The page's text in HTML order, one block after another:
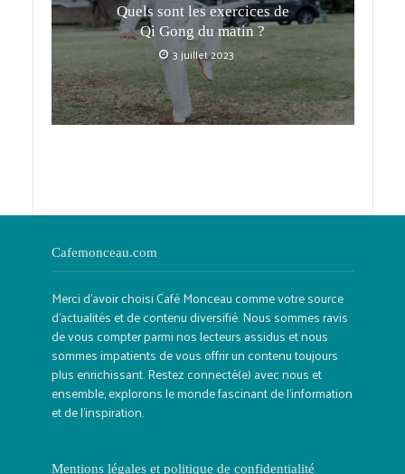
Quels sont les exercices de
Qi Gong du matin ?
3 juillet 2023
Cafemonceau.com
Merci d'avoir choisi Café Monceau comme votre source
d'actualités et de contenu diversifié. Nous sommes ravis
de vous compter parmi nos lecteurs assidus et nous
sommes impatients de vous offrir un contenu toujours
plus enrichissant. Restez connecté(e) avec nous et
ensemble, explorons le monde fascinant de l'information
et de l'inspiration.
Mentions légales et politique de confidentialité